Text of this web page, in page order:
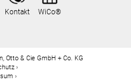
Kontakt WiCo®
Otto & Cie GmbH + Co. KG